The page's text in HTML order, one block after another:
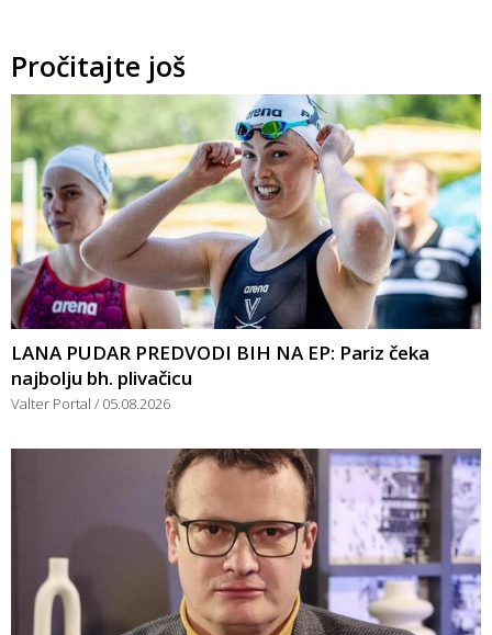
Pročitajte još
LANA PUDAR PREDVODI BIH NA EP: Pariz čeka
najbolju bh. plivačicu
Valter Portal 05.08.2026